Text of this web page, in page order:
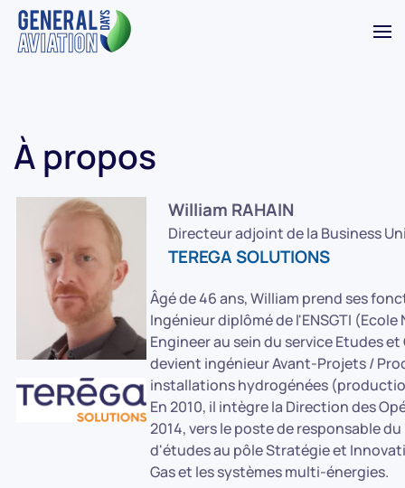
Accéder au contenu principal
À propos
William RAHAIN
Directeur adjoint de la Business
TEREGA SOLUTIONS
Âgé de 46 ans, William prend ses
Ingénieur diplômé de l'ENSGTI
Engineer au sein du service Etudes
devient ingénieur Avant-Projets /
installations hydrogénées
En 2010, il intègre la Direction des
2014, vers le poste de responsable
d'études au pôle Stratégie et
Gas et les systèmes multi-énergies.